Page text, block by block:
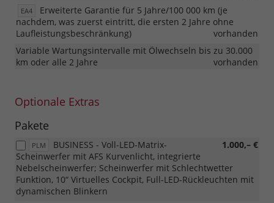
EA4
Erweiterte Garantie für 5 Jahre/100 000 km (je
nachdem, was zuerst eintritt, die ersten 2 Jahre ohne
Laufleistungsbeschränkung)
vorhanden
Variable Wartungsintervalle mit Ölwechseln bis zu 30.000
km oder alle 2 Jahre
vorhanden
Optionale Extras
Pakete
PLM 1.000,– €
BUSINESS - Voll-LED-Matrix-
Scheinwerfer mit AFS Kurvenlicht, integrierte
Nebelscheinwerfer; Scheinwerfer mit Schlechtwetter
Funktion, 10“ Virtuelles Cockpit, Full-LED-Rückleuchten mit
dynamischen Blinkern